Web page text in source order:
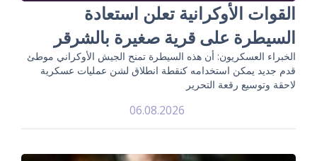
القوات الأوكرانية تعلن استعادة
السيطرة على قرية صغيرة بالشرقر
الخبراء العسكريون: أن هذه السيطرة تمنح الجيش الأوكراني موطئ
قدم جديد يمكن استخدامه كنقطة انطلاق لشن عمليات عسكرية
لاحقة وتوسيع رقعة التحرير
06.08.2026